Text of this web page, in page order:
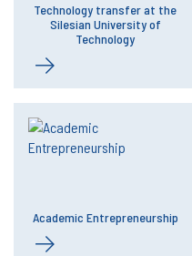
Technology transfer at the
Silesian University of
Technology
Academic Entrepreneurship